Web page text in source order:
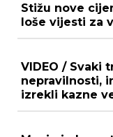
Stižu nove
loše vijesti za
VIDEO / Svaki
nepravilnosti,
izrekli kazne